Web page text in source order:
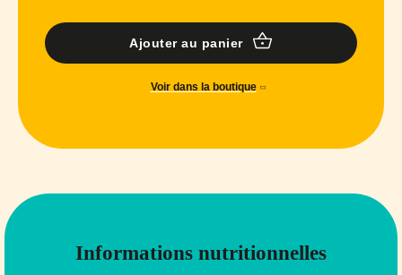
Ajouter au panier
Voir dans la boutique
Informations nutritionnelles